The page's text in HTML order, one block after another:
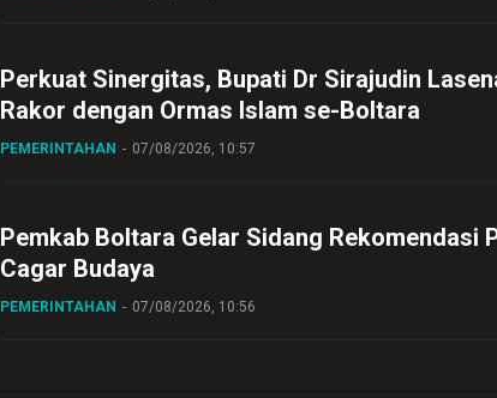
Perkuat Sinergitas, Bupati Dr Sirajudin
Rakor dengan Ormas Islam se-Boltara
PEMERINTAHAN 07/08/2026, 10:57
Pemkab Boltara Gelar Sidang Rekomendasi
Cagar Budaya
PEMERINTAHAN 07/08/2026, 10:56